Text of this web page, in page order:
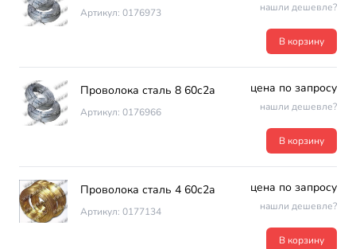
Артикул: 0176973 нашли дешевле?
В корзину
Проволока сталь 8 60с2а
Артикул: 0176966
цена по запросу
нашли дешевле?
В корзину
Проволока сталь 4 60с2а
Артикул: 0177134
цена по запросу
нашли дешевле?
В корзину